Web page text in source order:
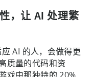
，让 AI 处理繁
AI 的人，会做得更
质量的代码和资